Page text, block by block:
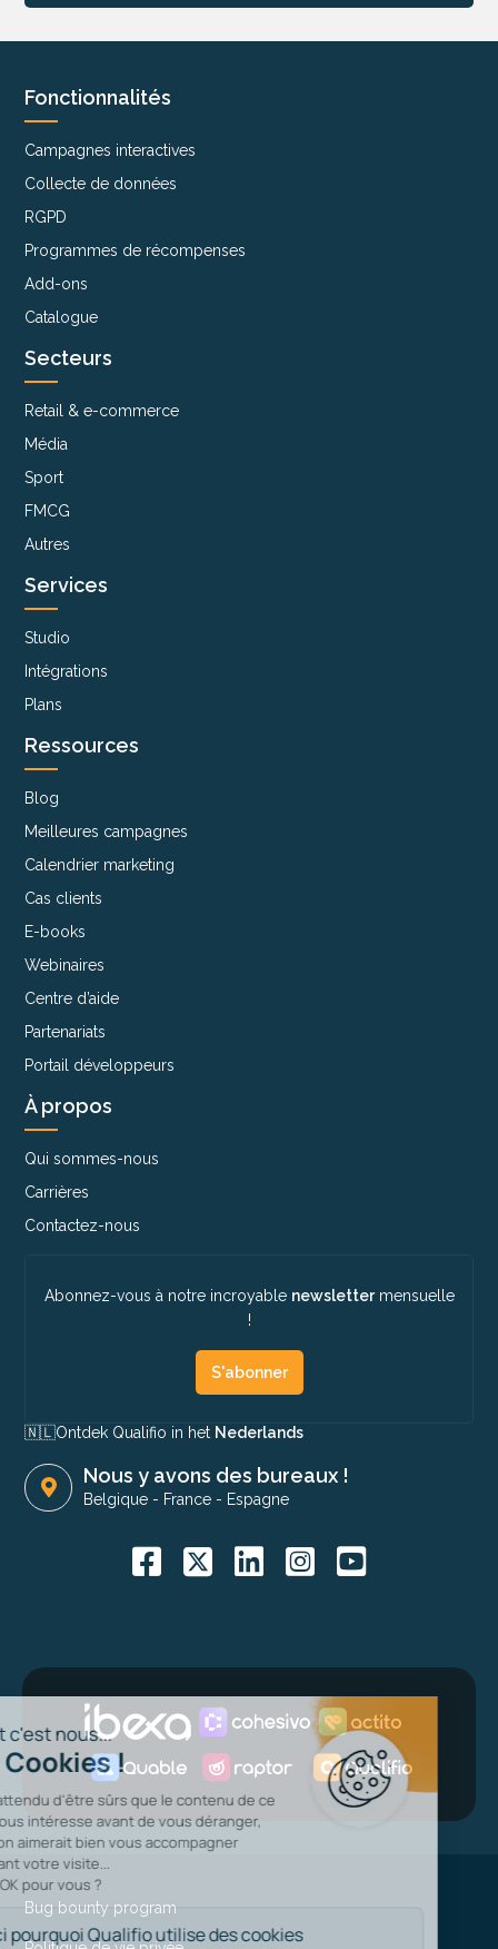
Fonctionnalités
Campagnes interactives
Collecte de données
RGPD
Programmes de récompenses
Add-ons
Catalogue
Secteurs
Retail & e-commerce
Média
Sport
FMCG
Autres
Services
Studio
Intégrations
Plans
Ressources
Blog
Meilleures campagnes
Calendrier marketing
Cas clients
E-books
Webinaires
Centre d’aide
Partenariats
Portail développeurs
À propos
Qui sommes-nous
Carrières
Contactez-nous
Abonnez-vous à notre incroyable newslettermensuelle
!
S'abonner
🇳🇱​Ontdek Qualifio in het Nederlands
Nous y avons des bureaux !
Belgique - France - Espagne
Bug bounty program